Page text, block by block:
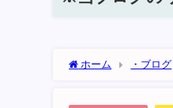
ホーム ・ブログ